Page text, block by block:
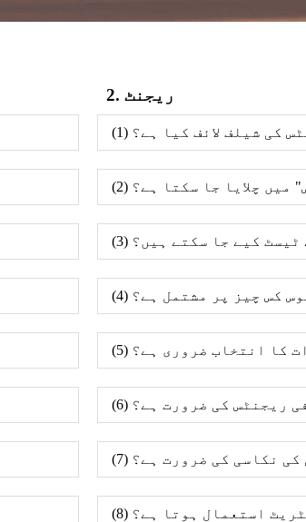
2. ریجنٹ
کی شیلف لائف کیا ہے؟
میں چلایا جا سکتا ہے؟
ٹیسٹ کیے جا سکتے ہیں؟
کس چیز پر مشتمل ہے؟
کا انتخاب ضروری ہے؟
ریجنٹس کی ضرورت ہے؟
کی نکاسی کی ضرورت ہے؟
استعمال ہوتا ہے؟